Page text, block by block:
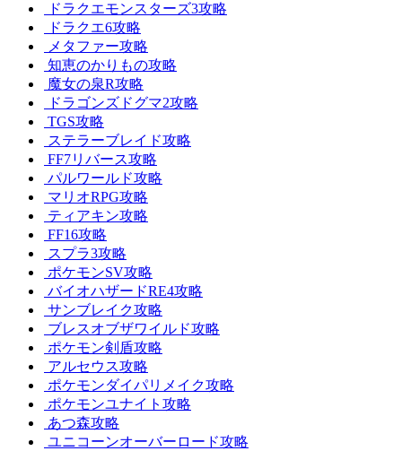
ドラクエモンスターズ3攻略
ドラクエ6攻略
メタファー攻略
知恵のかりもの攻略
魔女の泉R攻略
ドラゴンズドグマ2攻略
TGS攻略
ステラーブレイド攻略
FF7リバース攻略
パルワールド攻略
マリオRPG攻略
ティアキン攻略
FF16攻略
スプラ3攻略
ポケモンSV攻略
バイオハザードRE4攻略
サンブレイク攻略
ブレスオブザワイルド攻略
ポケモン剣盾攻略
アルセウス攻略
ポケモンダイパリメイク攻略
ポケモンユナイト攻略
あつ森攻略
ユニコーンオーバーロード攻略